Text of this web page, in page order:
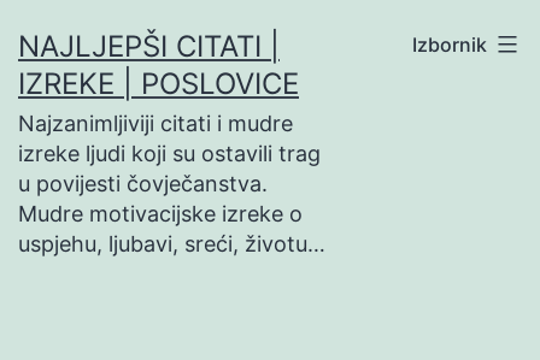
na
sadržaj
NAJLJEPŠI CITATI |
IZREKE | POSLOVICE
Najzanimljiviji citati i mudre
izreke ljudi koji su ostavili trag
u povijesti čovječanstva.
Mudre motivacijske izreke o
uspjehu, ljubavi, sreći, životu…
Izbornik